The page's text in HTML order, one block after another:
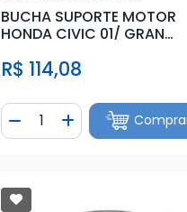
BUCHA SUPORTE MOTOR
HONDA CIVIC 01/ GRAN
R$ 114,08
Diminuir Quantidade
Quantidade
Adicionar